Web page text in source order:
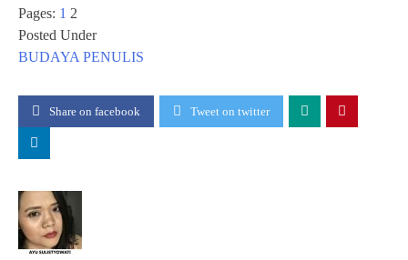
Pages: 1 2
Posted Under
BUDAYA PENULIS
Share on facebook Tweet on twitter